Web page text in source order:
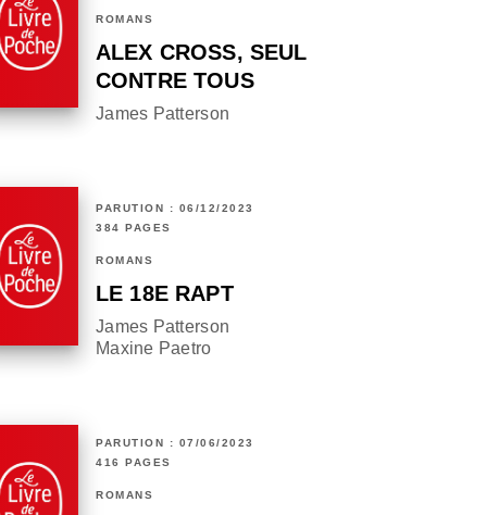
ROMANS
ALEX CROSS, SEUL
CONTRE TOUS
James Patterson
PARUTION : 06/12/2023
384 PAGES
ROMANS
LE 18E RAPT
James Patterson
Maxine Paetro
PARUTION : 07/06/2023
416 PAGES
ROMANS